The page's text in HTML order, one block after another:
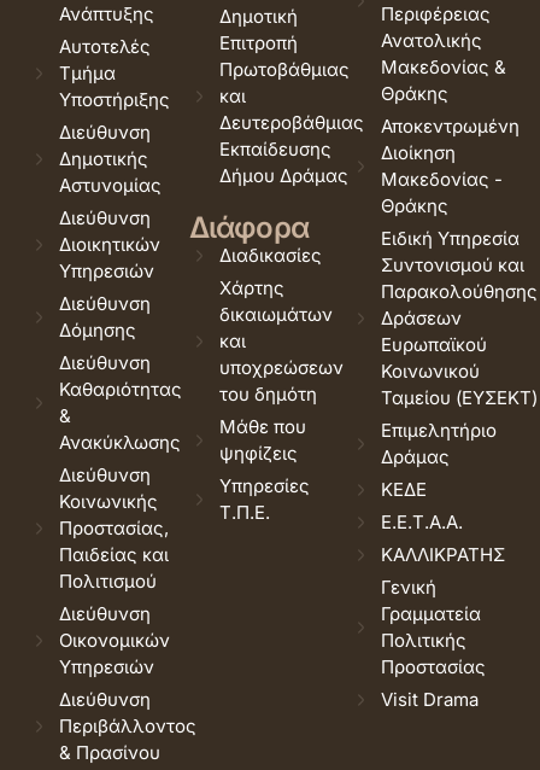
Ανάπτυξης
Αυτοτελές
Τμήμα
Υποστήριξης
Διεύθυνση
Δημοτικής
Αστυνομίας
Διεύθυνση
Διοικητικών
Υπηρεσιών
Διεύθυνση
Δόμησης
Διεύθυνση
Καθαριότητας
&
Ανακύκλωσης
Διεύθυνση
Κοινωνικής
Προστασίας,
Παιδείας και
Πολιτισμού
Διεύθυνση
Οικονομικών
Υπηρεσιών
Διεύθυνση
Περιβάλλοντος
& Πρασίνου
Δημοτική
Επιτροπή
Πρωτοβάθμιας
και
Δευτεροβάθμιας
Εκπαίδευσης
Δήμου Δράμας
Διάφορα
Διαδικασίες
Χάρτης
δικαιωμάτων
και
υποχρεώσεων
του δημότη
Μάθε που
ψηφίζεις
Υπηρεσίες
Τ.Π.Ε.
Περιφέρειας
Ανατολικής
Μακεδονίας &
Θράκης
Αποκεντρωμένη
Διοίκηση
Μακεδονίας -
Θράκης
Ειδική Υπηρεσία
Συντονισμού και
Παρακολούθησης
Δράσεων
Ευρωπαϊκού
Κοινωνικού
Ταμείου (ΕΥΣΕΚΤ)
Επιμελητήριο
Δράμας
ΚΕΔΕ
Ε.Ε.Τ.Α.Α.
ΚΑΛΛΙΚΡΑΤΗΣ
Γενική
Γραμματεία
Πολιτικής
Προστασίας
Visit Drama